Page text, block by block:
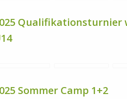
Qualifikationsturnier
Sommer Camp 1+2